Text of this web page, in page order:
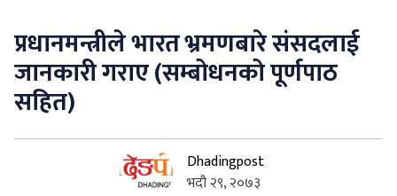
कृषि/सहकारी
साहित्य / संस्कृति
प्रवास
प्रधानमन्त्रीले भारत भ्रमणबारे संसदलाई
जानकारी गराए (सम्बोधनको पूर्णपाठ
सहित)
Dhadingpost
भदौ २९, २०७३